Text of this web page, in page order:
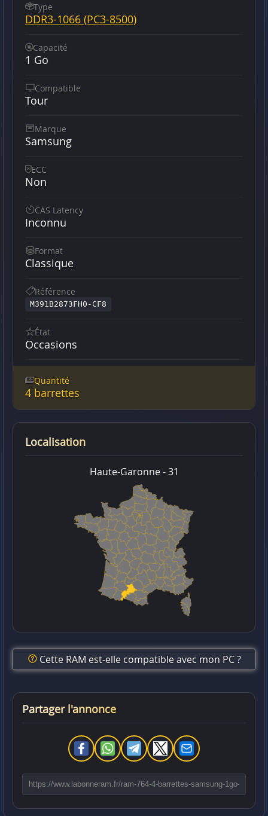
Type
DDR3-1066 (PC3-8500)
Capacité
1 Go
Compatible
Tour
Marque
Samsung
ECC
Non
CAS Latency
Inconnu
Format
Classique
Référence
M391B2873FH0-CF8
État
Occasions
Quantité
4 barrettes
Localisation
Haute-Garonne - 31
Cette RAM est-elle compatible avec mon PC ?
Partager l'annonce